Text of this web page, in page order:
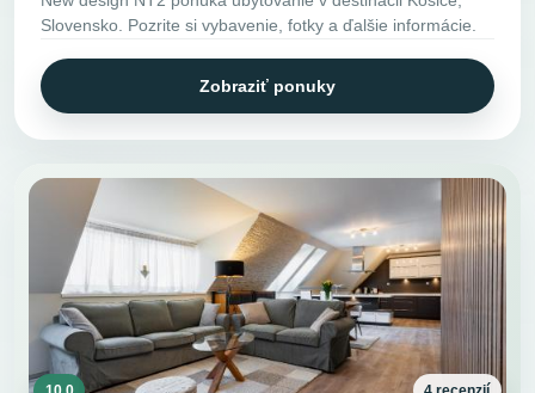
Slovensko. Pozrite si vybavenie, fotky a ďalšie informácie.
Zobraziť ponuky